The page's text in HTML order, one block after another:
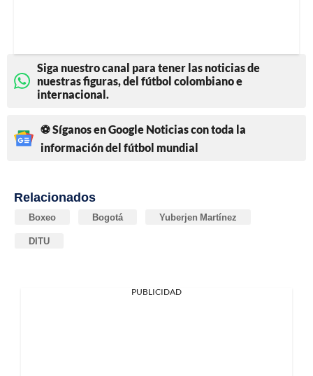
Siga nuestro canal para tener las noticias de
nuestras figuras, del fútbol colombiano e
internacional.
⚽ Síganos en Google Noticias con toda la
información del fútbol mundial
Relacionados
Boxeo Bogotá Yuberjen Martínez
DITU
PUBLICIDAD